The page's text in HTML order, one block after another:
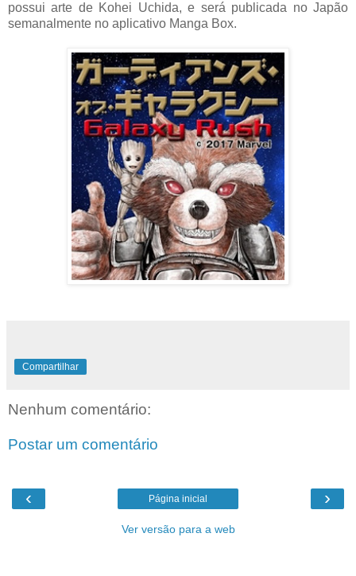
possui arte de Kohei Uchida, e será publicada no Japão
semanalmente no aplicativo Manga Box.
Compartilhar
Nenhum comentário:
Postar um comentário
‹ ›
Página inicial
Ver versão para a web